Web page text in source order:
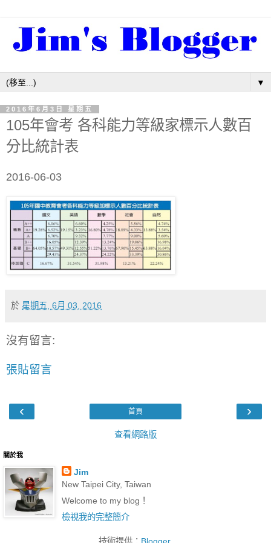
▼
2016年6月3日 星期五
105年會考 各科能力等級家標示人數百
分比統計表
2016-06-03
於 星期五, 6月 03, 2016
沒有留言:
張貼留言
‹ ›
首頁
查看網路版
關於我
Jim
New Taipei City, Taiwan
Welcome to my blog！
檢視我的完整簡介